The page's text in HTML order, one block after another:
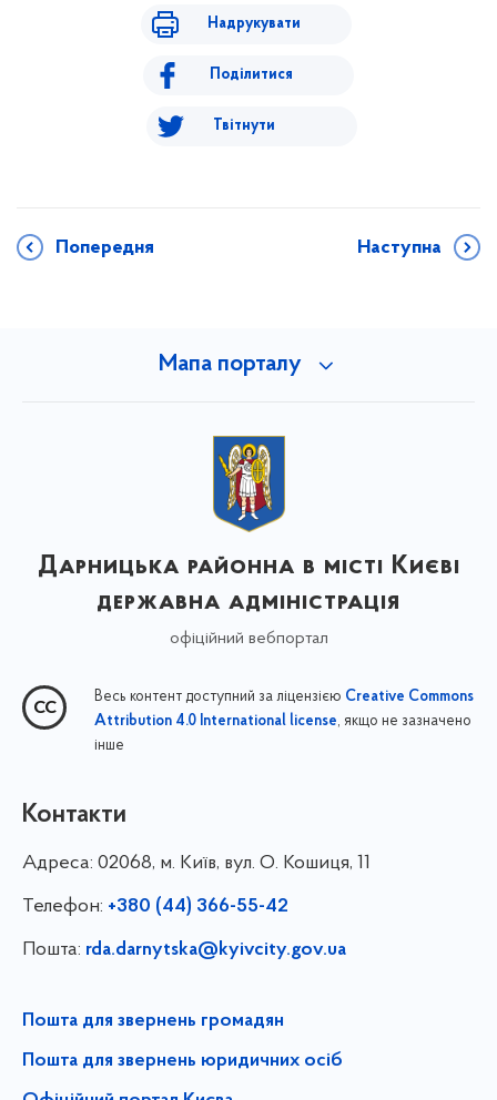
Надрукувати
Поділитися
Твітнути
Попередня Наступна
Мапа порталу
Дарницька районна в місті Києві
державна адміністрація
офіційний вебпортал
Весь контент доступний за ліцензією Creative Commons
Attribution 4.0 International license, якщо не зазначено
інше
Контакти
Адреса: 02068, м. Київ, вул. О. Кошиця, 11
Телефон: +380 (44) 366-55-42
Пошта: rda.darnytska@kyivcity.gov.ua
Пошта для звернень громадян
Пошта для звернень юридичних осіб